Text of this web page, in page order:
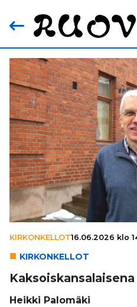
KIRKONKELLOT16.06.2026 klo
KIR­KON­KEL­LOT
Kak­sois­kan­sa­lai­sena
Heikki Palomäki